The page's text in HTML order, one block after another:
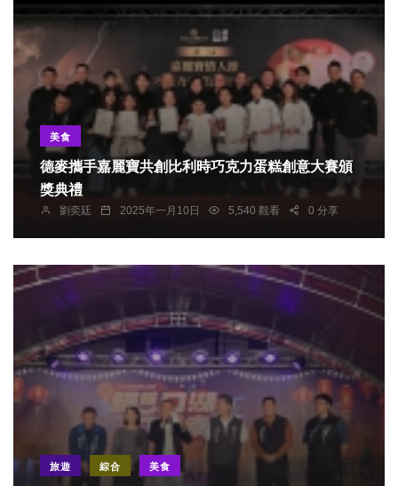
美食
德麥攜手嘉麗寶共創比利時巧克力蛋糕創意大賽頒
獎典禮
劉奕廷 2025年一月10日 5,540 觀看 0 分享
旅遊 綜合 美食